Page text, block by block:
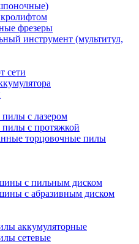
фрезеры
инструмент (мультитул,
сети
с лазером
с протяжкой
торцовочные пилы
с пильным диском
с абразивным диском
аккумуляторные
сетевые